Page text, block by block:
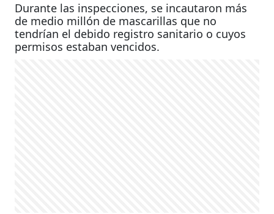
Durante las inspecciones, se incautaron más
de medio millón de mascarillas que no
tendrían el debido registro sanitario o cuyos
permisos estaban vencidos.